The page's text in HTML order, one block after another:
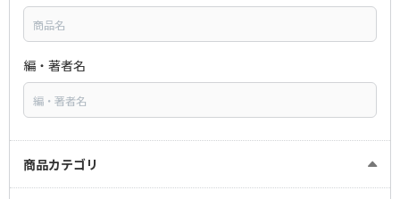
編・著者名
商品カテゴリ